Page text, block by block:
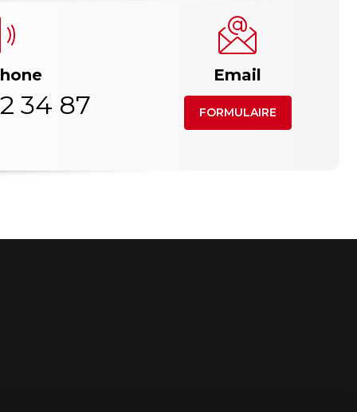
34 87
Email
FORMULAIRE